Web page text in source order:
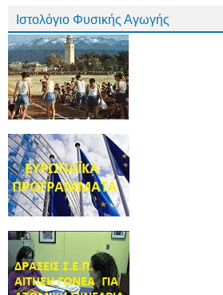
Ιστολόγιο Φυσικής Αγωγής